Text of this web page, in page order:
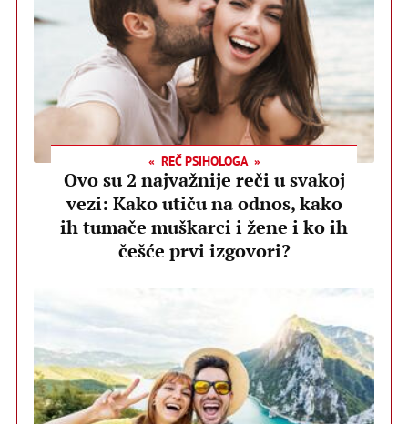
REČ PSIHOLOGA
Ovo su 2 najvažnije reči u svakoj
vezi: Kako utiču na odnos, kako
ih tumače muškarci i žene i ko ih
češće prvi izgovori?